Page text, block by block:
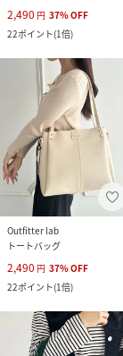
2,490 円 37%OFF
22ポイント(1倍)
Outfitter lab
トートバッグ
2,490 円 37%OFF
22ポイント(1倍)